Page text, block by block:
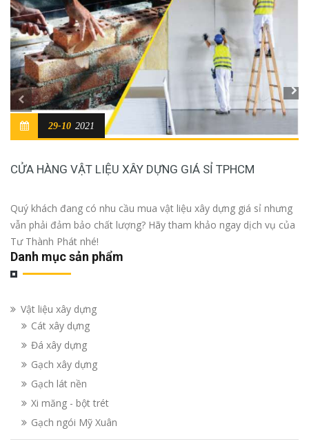
CỬA HÀNG VẬT LIỆU XÂY DỰNG GIÁ SỈ TPHCM
29-10 2021
Quý khách đang có nhu cầu mua vật liệu xây dựng giá sỉ nhưng
vẫn phải đảm bảo chất lượng? Hãy tham khảo ngay dịch vụ của
Tư Thành Phát nhé!
Danh mục sản phẩm
Vật liệu xây dựng
Cát xây dựng
Đá xây dựng
Gạch xây dựng
Gạch lát nền
Xi măng - bột trét
Gạch ngói Mỹ Xuân